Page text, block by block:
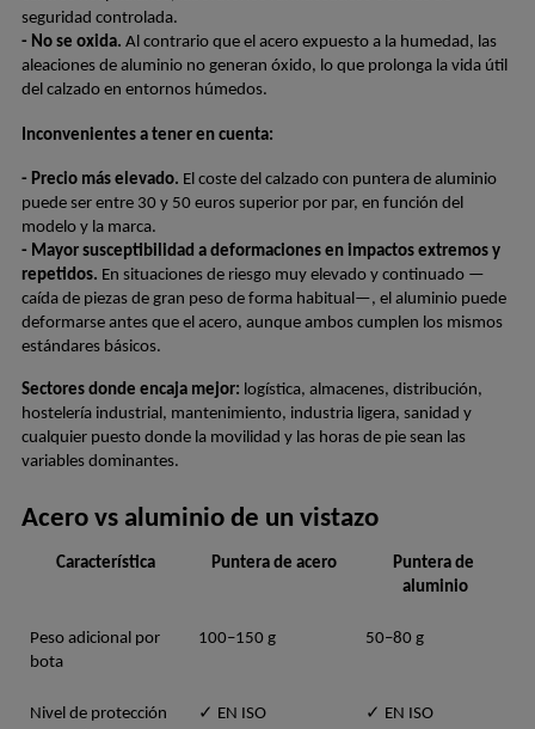
seguridad controlada.
- No se oxida. Al contrario que el acero expuesto a la humedad, las
aleaciones de aluminio no generan óxido, lo que prolonga la vida útil
del calzado en entornos húmedos.
Inconvenientes a tener en cuenta:
- Precio más elevado. El coste del calzado con puntera de aluminio
puede ser entre 30 y 50 euros superior por par, en función del
modelo y la marca.
- Mayor susceptibilidad a deformaciones en impactos extremos y
repetidos. En situaciones de riesgo muy elevado y continuado —
caída de piezas de gran peso de forma habitual—, el aluminio puede
deformarse antes que el acero, aunque ambos cumplen los mismos
estándares básicos.
Sectores donde encaja mejor: logística, almacenes, distribución,
hostelería industrial, mantenimiento, industria ligera, sanidad y
cualquier puesto donde la movilidad y las horas de pie sean las
variables dominantes.
Acero vs aluminio de un vistazo
Característica Puntera de acero
Puntera de
aluminio
Peso adicional por
bota
100–150 g 50–80 g
Nivel de protección
✓ EN ISO
✓ EN ISO